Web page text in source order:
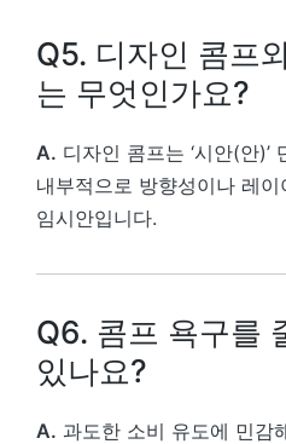
Q5. 디자인 콤프
는 무엇인가요?
A. 디자인 콤프는 ‘시안(안)’
내부적으로 방향성이나 레
임시안입니다.
Q6. 콤프 욕구를
있나요?
A. 과도한 소비 유도에 민감